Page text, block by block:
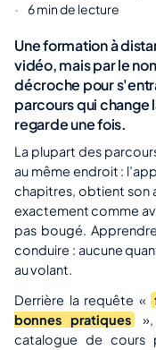
6 min de lecture
Une formation à
vidéo, mais par le
décroche pour
parcours qui
regarde une fois.
La plupart des
au même endroit :
chapitres, obtient
exactement comme
pas bougé.
conduire : aucune
au volant.
Derrière la requête «
bonnes pratiques
catalogue de cours